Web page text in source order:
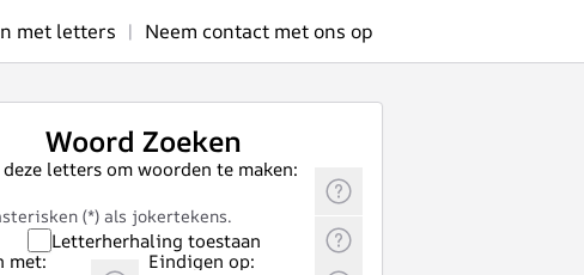
met letters | Neem contact met ons op
Woord Zoeken
letters om woorden te maken:
(*) als jokertekens.
Letterherhaling toestaan
met:
Eindigen op: